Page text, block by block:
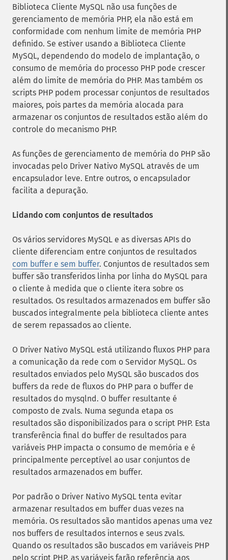
Biblioteca Cliente MySQL não usa funções de
gerenciamento de memória PHP, ela não está em
conformidade com nenhum limite de memória PHP
definido. Se estiver usando a Biblioteca Cliente
MySQL, dependendo do modelo de implantação, o
consumo de memória do processo PHP pode crescer
além do limite de memória do PHP. Mas também os
scripts PHP podem processar conjuntos de resultados
maiores, pois partes da memória alocada para
armazenar os conjuntos de resultados estão além do
controle do mecanismo PHP.
As funções de gerenciamento de memória do PHP são
invocadas pelo Driver Nativo MySQL através de um
encapsulador leve. Entre outros, o encapsulador
facilita a depuração.
Lidando com conjuntos de resultados
Os vários servidores MySQL e as diversas APIs do
cliente diferenciam entre conjuntos de resultados
com buffer e sem buffer. Conjuntos de resultados sem
buffer são transferidos linha por linha do MySQL para
o cliente à medida que o cliente itera sobre os
resultados. Os resultados armazenados em buffer são
buscados integralmente pela biblioteca cliente antes
de serem repassados ​​ao cliente.
O Driver Nativo MySQL está utilizando fluxos PHP para
a comunicação da rede com o Servidor MySQL. Os
resultados enviados pelo MySQL são buscados dos
buffers da rede de fluxos do PHP para o buffer de
resultados do mysqlnd. O buffer resultante é
composto de zvals. Numa segunda etapa os
resultados são disponibilizados para o script PHP. Esta
transferência final do buffer de resultados para
variáveis ​​PHP impacta o consumo de memória e é
principalmente perceptível ao usar conjuntos de
resultados armazenados em buffer.
Por padrão o Driver Nativo MySQL tenta evitar
armazenar resultados em buffer duas vezes na
memória. Os resultados são mantidos apenas uma vez
nos buffers de resultados internos e seus zvals.
Quando os resultados são buscados em variáveis ​​PHP
pelo script PHP, as variáveis ​​farão referência aos